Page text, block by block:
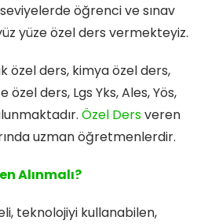
öğrenci ve sınav
yüze özel ders vermekteyiz.
özel ders, kimya özel ders,
ders, Lgs Yks, Ales, Yös,
Özel Dersveren
uzman öğretmenlerdir.
Alınmalı?
teknolojiyi kullanabilen,